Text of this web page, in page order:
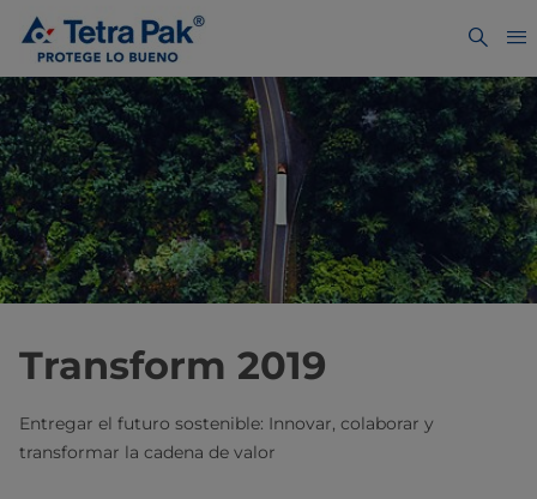
Transform 2019
Entregar el futuro sostenible: Innovar, colaborar y
transformar la cadena de valor